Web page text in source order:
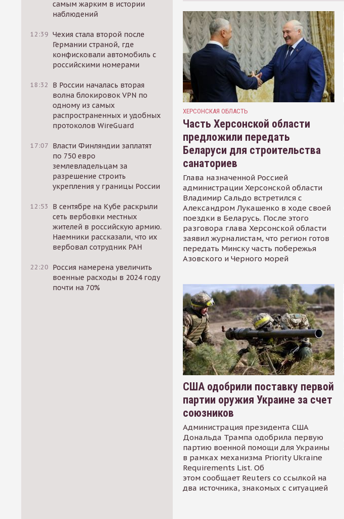
самым жарким в истории
наблюдений
12:39 Чехия стала второй после
Германии страной, где
конфисковали автомобиль с
российскими номерами
18:32
В России началась вторая
волна блокировок VPN по
одному из самых
распространенных и удобных
протоколов WireGuard
17:07 Власти Финляндии заплатят
по 750 евро
землевладельцам за
разрешение строить
укрепления у границы России
12:53
В сентябре на Кубе раскрыли
сеть вербовки местных
жителей в российскую армию.
Наемники рассказали, что их
вербовал сотрудник РАН
22:20 Россия намерена увеличить
военные расходы в 2024 году
почти на 70%
ХЕРСОНСКАЯ ОБЛАСТЬ
Часть Херсонской области
предложили передать
Беларуси для строительства
санаториев
Глава назначенной Россией
администрации Херсонской области
Владимир Сальдо встретился с
Александром Лукашенко в ходе своей
поездки в Беларусь. После этого
разговора глава Херсонской области
заявил журналистам, что регион готов
передать Минску часть побережья
Азовского и Черного морей
США одобрили поставку первой
партии оружия Украине за счет
союзников
Администрация президента США
Дональда Трампа одобрила первую
партию военной помощи для Украины
в рамках механизма Priority Ukraine
Requirements List. Об
этом сообщает Reuters со ссылкой на
два источника, знакомых с ситуацией